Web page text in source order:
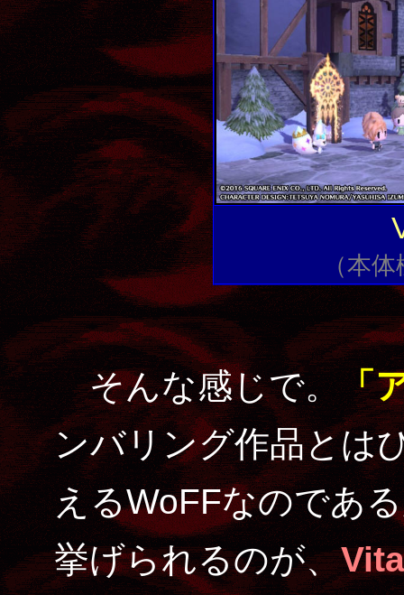
（本
そんな感じで。「
ンバリング作品とは
えるWoFFなのであ
挙げられるのが、